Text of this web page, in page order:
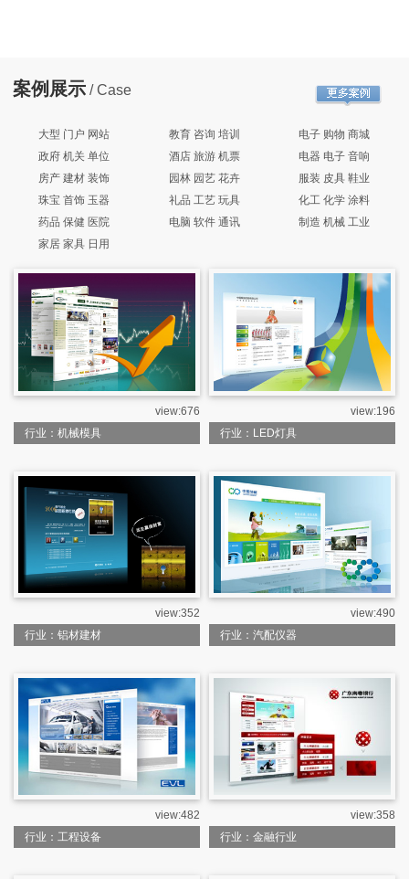
案例展示 / Case
大型 门户 网站 教育 咨询 培训
电子 购物 商城
政府 机关 单位
酒店 旅游 机票
电器 电子 音响
房产 建材 装饰
园林 园艺 花卉
服装 皮具 鞋业
珠宝 首饰 玉器
礼品 工艺 玩具
化工 化学 涂料
药品 保健 医院
电脑 软件 通讯
制造 机械 工业
家居 家具 日用
view:676
行业：机械模具
view:196
行业：LED灯具
view:352
行业：铝材建材
view:490
行业：汽配仪器
view:482
行业：工程设备
view:358
行业：金融行业